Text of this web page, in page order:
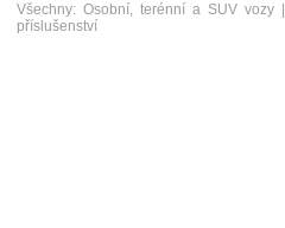
Všechny: Osobní, terénní a SUV vozy|
příslušenství